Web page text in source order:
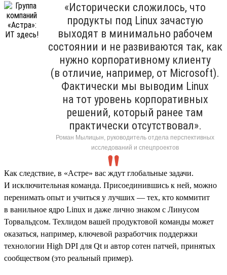
«Исторически сложилось, что
продукты под Linux зачастую
выходят в минимально рабочем
состоянии и не развиваются так, как
нужно корпоративному клиенту
(в отличие, например, от Microsoft).
Фактически мы выводим Linux
на тот уровень корпоративных
решений, который ранее там
практически отсутствовал».
Роман Мылицын, руководитель отдела перспективных
исследований и спецпроектов
Как следствие, в «Астре» вас ждут глобальные задачи.
И исключительная команда. Присоединившись к ней, можно
перенимать опыт и учиться у лучших — тех, кто коммитит
в ванильное ядро Linux и даже лично знаком с Линусом
Торвальдсом. Техлидом вашей продуктовой команды может
оказаться, например, ключевой разработчик поддержки
технологии High DPI для Qt и автор сотен патчей, принятых
сообществом (это реальный пример).